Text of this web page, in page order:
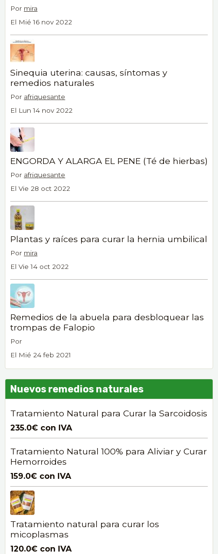
Por mira
El Mié 16 nov 2022
Sinequia uterina: causas, síntomas y
remedios naturales
Por afriquesante
El Lun 14 nov 2022
ENGORDA Y ALARGA EL PENE (Té de hierbas)
Por afriquesante
El Vie 28 oct 2022
Plantas y raíces para curar la hernia umbilical
Por mira
El Vie 14 oct 2022
Remedios de la abuela para desbloquear las
trompas de Falopio
Por
El Mié 24 feb 2021
Nuevos remedios naturales
Tratamiento Natural para Curar la Sarcoidosis
235.0€ con IVA
Tratamiento Natural 100% para Aliviar y Curar
Hemorroides
159.0€ con IVA
Tratamiento natural para curar los
micoplasmas
120.0€ con IVA